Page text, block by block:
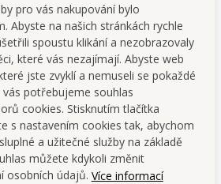
pro vás nakupování bylo
Abyste na našich stránkách rychle
spoustu klikání a nezobrazovaly
které vás nezajímají. Abyste web
jste zvyklí a nemuseli se pokaždé
potřebujeme souhlas
cookies. Stisknutím tlačítka
s nastavením cookies tak, abychom
a užitečné služby na základě
můžete kdykoli změnit
osobních údajů. Více informací
běžné hladké povrchy– dlažbu, lino,
platformou SASANKA®
ideální pro standardní mopy
– efektivní úklid bez šmouh
– lze prát v pračce
– ekologická a ekonomická volba